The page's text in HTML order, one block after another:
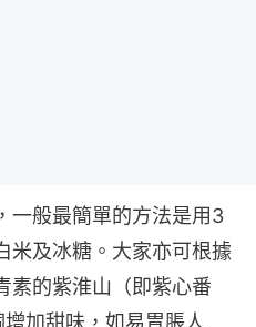
一般最簡單的方法是用3
米及冰糖。大家亦可根據
素的紫淮山（即紫心番
加甜味，如易胃脹人